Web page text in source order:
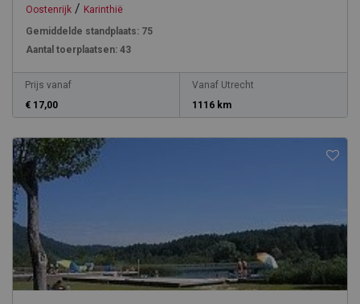
Oostenrijk / Karinthië
Gemiddelde standplaats: 75
Aantal toerplaatsen: 43
Prijs vanaf
€ 17,00
Vanaf Utrecht
1116 km